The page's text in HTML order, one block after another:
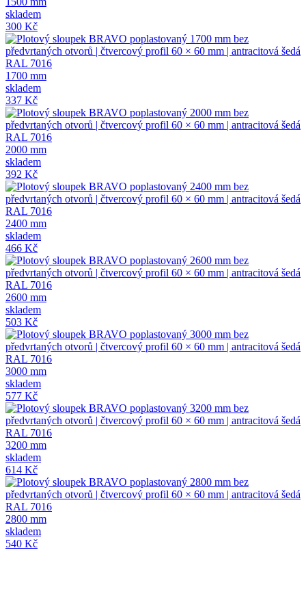
skladem
300 Kč
1700 mm
skladem
337 Kč
2000 mm
skladem
392 Kč
2400 mm
skladem
466 Kč
2600 mm
skladem
503 Kč
3000 mm
skladem
577 Kč
3200 mm
skladem
614 Kč
2800 mm
skladem
540 Kč